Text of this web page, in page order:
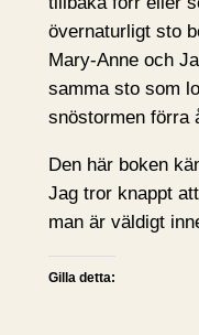
övernaturligt sto
Mary-Anne och
samma sto som
snöstormen förra
Den här boken
Jag tror knappt
man är väldigt
Gilla detta: